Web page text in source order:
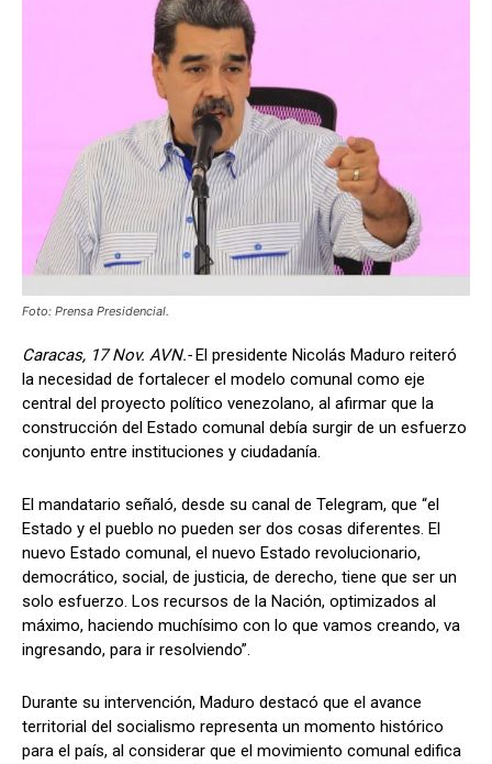
Foto: Prensa Presidencial.
Caracas, 17 Nov. AVN.-El presidente Nicolás Maduro reiteró
la necesidad de fortalecer el modelo comunal como eje
central del proyecto político venezolano, al afirmar que la
construcción del Estado comunal debía surgir de un esfuerzo
conjunto entre instituciones y ciudadanía.
El mandatario señaló, desde su canal de Telegram, que “el
Estado y el pueblo no pueden ser dos cosas diferentes. El
nuevo Estado comunal, el nuevo Estado revolucionario,
democrático, social, de justicia, de derecho, tiene que ser un
solo esfuerzo. Los recursos de la Nación, optimizados al
máximo, haciendo muchísimo con lo que vamos creando, va
ingresando, para ir resolviendo”.
Durante su intervención, Maduro destacó que el avance
territorial del socialismo representa un momento histórico
para el país, al considerar que el movimiento comunal edifica